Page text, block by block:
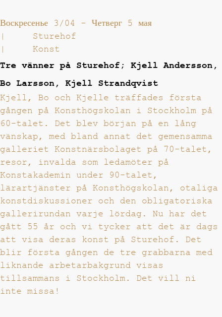
Воскресенье 3/04 - Четверг 5 мая
|
Sturehof
|
Konst
Tre vänner på Sturehof; Kjell Andersson,
Bo Larsson, Kjell Strandqvist
Kjell, Bo och Kjelle träffades första
gången på Konsthögskolan i Stockholm på
60-talet. Det blev början på en lång
vänskap, med bland annat det gemensamma
galleriet Konstnärsbolaget på 70-talet,
resor, invalda som ledamöter på
Konstakademin under 90-talet,
lärartjänster på Konsthögskolan, otaliga
konstdiskussioner och den obligatoriska
gallerirundan varje lördag. Nu har det
gått 55 år och vi tycker att det är dags
att visa deras konst på Sturehof. Det
blir första gången de tre grabbarna med
liknande arbetarbakgrund visas
tillsammans i Stockholm. Det vill ni
inte missa!